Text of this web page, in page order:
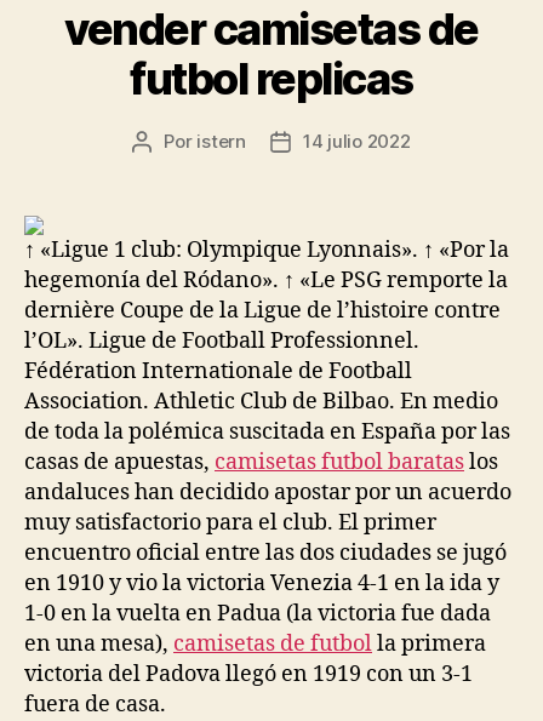
vender camisetas de
futbol replicas
Autor
Por istern
Fecha14 julio 2022
↑ «Ligue 1 club: Olympique Lyonnais». ↑ «Por la
hegemonía del Ródano». ↑ «Le PSG remporte la
dernière Coupe de la Ligue de l’histoire contre
l’OL». Ligue de Football Professionnel.
Fédération Internationale de Football
Association. Athletic Club de Bilbao. En medio
de toda la polémica suscitada en España por las
casas de apuestas, camisetas futbol barataslos
andaluces han decidido apostar por un acuerdo
muy satisfactorio para el club. El primer
encuentro oficial entre las dos ciudades se jugó
en 1910 y vio la victoria Venezia 4-1 en la ida y
1-0 en la vuelta en Padua (la victoria fue dada
en una mesa), camisetas de futbolla primera
victoria del Padova llegó en 1919 con un 3-1
fuera de casa.